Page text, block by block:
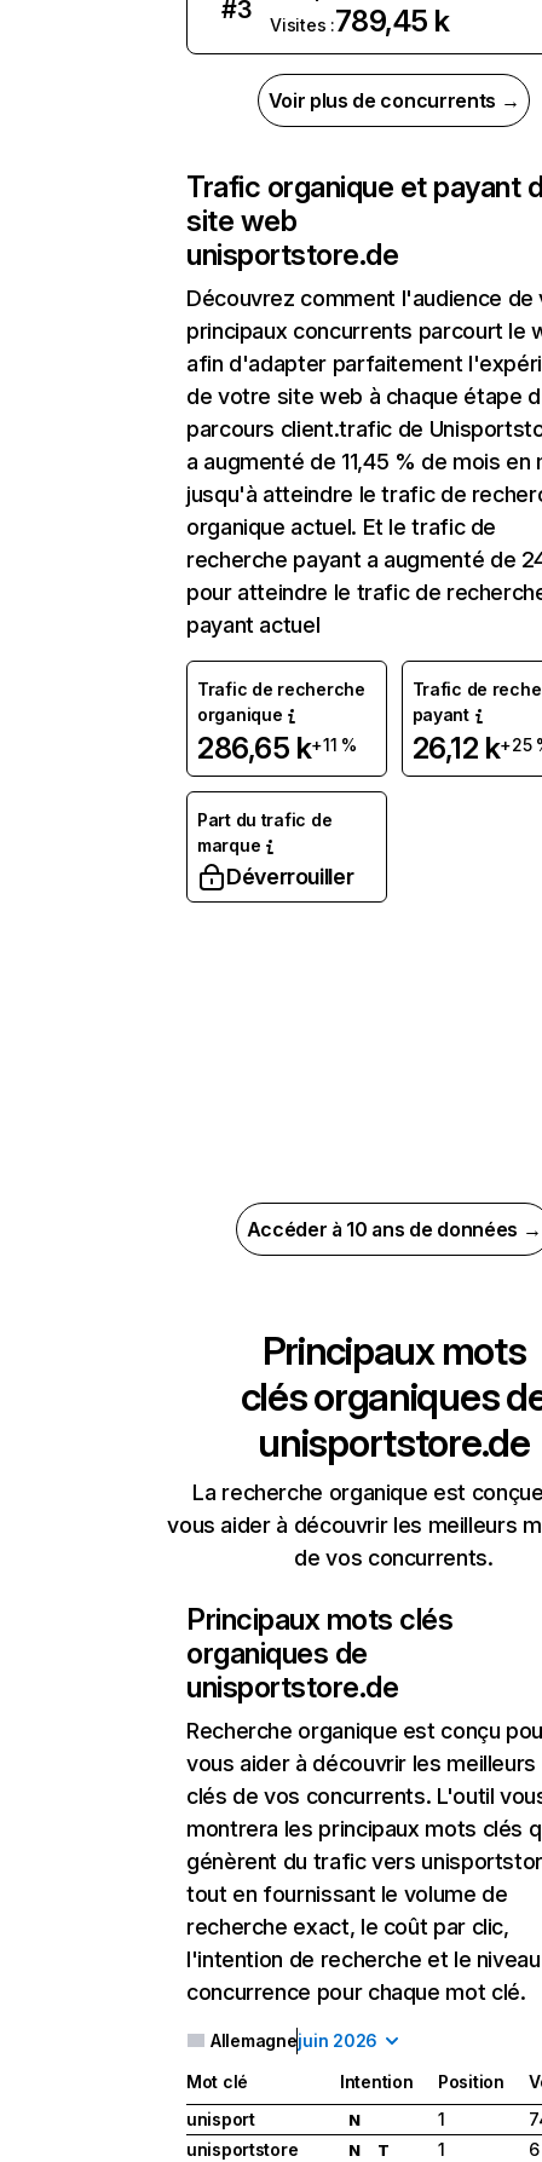
#3
Visites :789,45 k
Voir plus de concurrents →
Trafic organique et payant
site web
unisportstore.de
Découvrez comment l'audience de
principaux concurrents parcourt le
afin d'adapter parfaitement
de votre site web à chaque étape
parcours client.trafic de
a augmenté de 11,45 % de mois en
jusqu'à atteindre le trafic de
organique actuel. Et le trafic de
recherche payant a augmenté de
pour atteindre le trafic de
payant actuel
Trafic de recherche
organique
286,65 k+11 %
Trafic de
payant
26,12 k+25
Part du trafic de
marque
Déverrouiller
Accéder à 10 ans de données →
Principaux mots
clés organiques
unisportstore.de
La recherche organique est
vous aider à découvrir les meilleurs
de vos concurrents.
Principaux mots clés
organiques de
unisportstore.de
Recherche organique est conçu
vous aider à découvrir les
clés de vos concurrents. L'outil
montrera les principaux mots clés
génèrent du trafic vers
tout en fournissant le volume de
recherche exact, le coût par clic,
l'intention de recherche et le
concurrence pour chaque mot clé.
Allemagnejuin 2026
Mot clé Intention Position
unisport
N 1
unisportstore
N T 1